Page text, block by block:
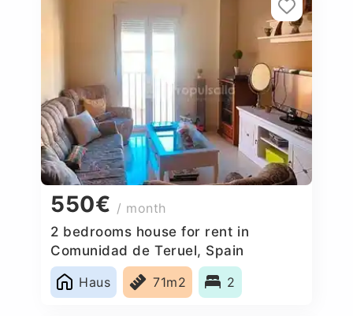
550€ / month
2 bedrooms house for rent in
Comunidad de Teruel, Spain
Haus
71m2 2